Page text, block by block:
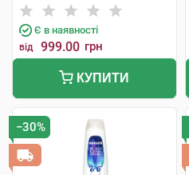
Є в наявності
від 999.00 грн
КУПИТИ
−30%